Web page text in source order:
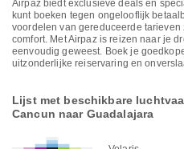
Airpaz biedt exclusieve deals en
kunt boeken tegen ongelooflijk
voordelen van gereduceerde
comfort. Met Airpaz is reizen naar je
eenvoudig geweest. Boek je
uitzonderlijke reiservaring en
Lijst met beschikbare
Cancun naar Guadalajara